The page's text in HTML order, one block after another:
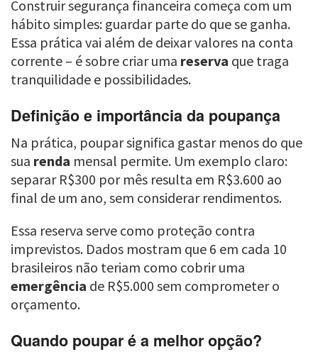
Construir segurança financeira começa com um
hábito simples: guardar parte do que se ganha.
Essa prática vai além de deixar valores na conta
corrente – é sobre criar uma reserva que traga
tranquilidade e possibilidades.
Definição e importância da poupança
Na prática, poupar significa gastar menos do que
sua renda mensal permite. Um exemplo claro:
separar R$300 por mês resulta em R$3.600 ao
final de um ano, sem considerar rendimentos.
Essa reserva serve como proteção contra
imprevistos. Dados mostram que 6 em cada 10
brasileiros não teriam como cobrir uma
emergência de R$5.000 sem comprometer o
orçamento.
Quando poupar é a melhor opção?